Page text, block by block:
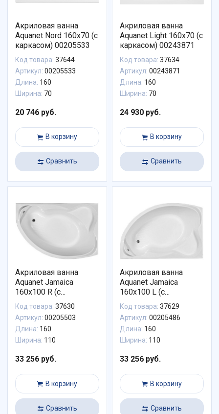
Акриловая ванна
Aquanet Nord 160x70 (с
каркасом) 00205533
Код товара: 37644
Артикул: 00205533
Длина: 160
Ширина: 70
20 746 руб.
В корзину
Сравнить
Акриловая ванна
Aquanet Light 160x70 (с
каркасом) 00243871
Код товара: 37634
Артикул: 00243871
Длина: 160
Ширина: 70
24 930 руб.
В корзину
Сравнить
Акриловая ванна
Aquanet Jamaica
160x100 R (с
каркасом) 00205503
Код товара: 37630
Артикул: 00205503
Длина: 160
Ширина: 110
33 256 руб.
В корзину
Сравнить
Акриловая ванна
Aquanet Jamaica
160x100 L (с
каркасом) 00205486
Код товара: 37629
Артикул: 00205486
Длина: 160
Ширина: 110
33 256 руб.
В корзину
Сравнить